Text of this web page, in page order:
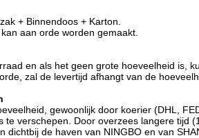
+ Binnendoos + Karton.
aan orde worden gemaakt.
en als het geen grote hoeveelheid is,
zal de levertijd afhangt van de
gewoonlijk door koerier (DHL,
te verschepen. Door overzees langere tijd
dichtbij de haven van NINGBO en van